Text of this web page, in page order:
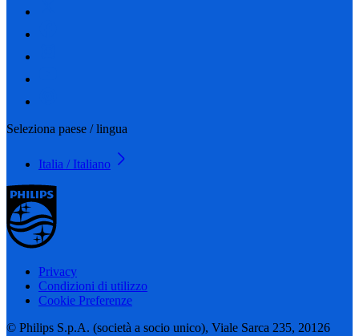
Seleziona paese / lingua
Italia / Italiano
Privacy
Condizioni di utilizzo
Cookie Preferenze
© Philips S.p.A. (società a socio unico), Viale Sarca 235, 20126